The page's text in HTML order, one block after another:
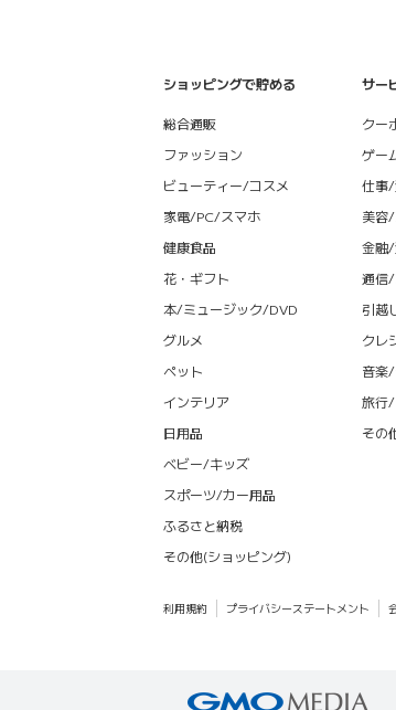
ショッピングで貯める
総合通販
ファッション
ビューティー/コスメ
家電/PC/スマホ
健康食品
花・ギフト
本/ミュージック/DVD
グルメ
ペット
インテリア
日用品
ベビー/キッズ
スポーツ/カー用品
ふるさと納税
その他(ショッピング)
サー
クー
ゲー
仕事
美容
金融
通信
引越
クレ
音楽
旅行/
その
利用規約 プライバシーステートメント